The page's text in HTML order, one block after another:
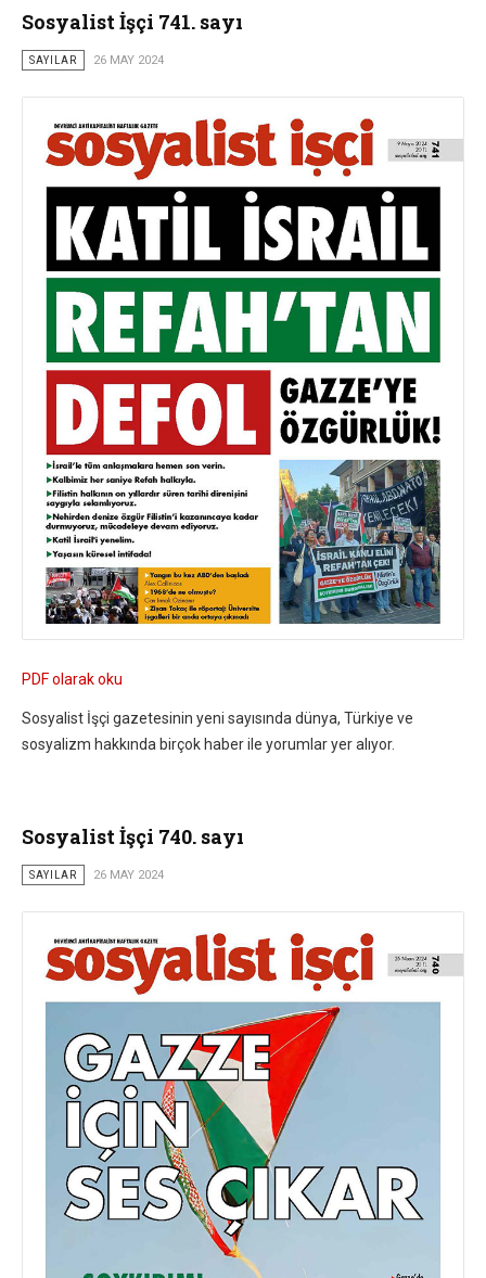
Sosyalist İşçi 741. sayı
SAYILAR 26 MAY 2024
PDF olarak oku
Sosyalist İşçi gazetesinin yeni sayısında dünya, Türkiye ve
sosyalizm hakkında birçok haber ile yorumlar yer alıyor.
Sosyalist İşçi 740. sayı
SAYILAR 26 MAY 2024